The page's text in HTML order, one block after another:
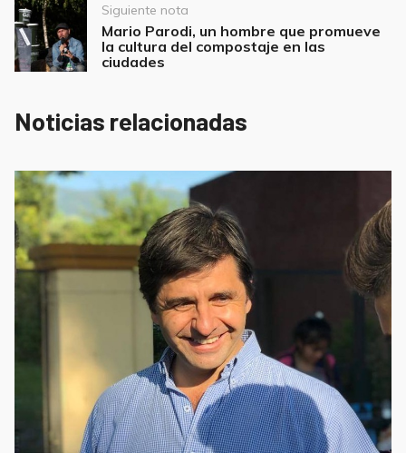
Siguiente nota
Mario Parodi, un hombre que promueve
la cultura del compostaje en las
ciudades
Noticias relacionadas